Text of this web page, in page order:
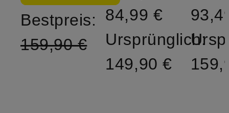
Bestpreis:
159,90 €
84,99 €
Ursprünglich:
149,90 €